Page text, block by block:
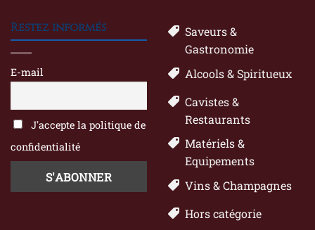
Restez informés
E-mail
J'accepte la politique de
confidentialité
Saveurs &
Gastronomie
Alcools & Spiritueux
Cavistes &
Restaurants
Matériels &
Equipements
Vins & Champagnes
Hors catégorie